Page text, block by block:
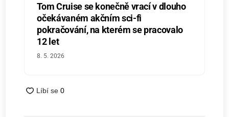
Tom Cruise se konečně vrací v dlouho
očekávaném akčním sci-fi
pokračování, na kterém se pracovalo
12 let
8. 5. 2026